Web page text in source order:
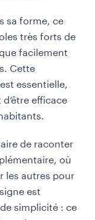
sa forme, ce
très forts de
facilement
Cette
essentielle,
efficace
de raconter
où
les autres pour
est
simplicité : ce